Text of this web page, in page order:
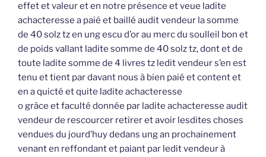
effet et valeur et en notre présence et veue ladite
achacteresse a paié et baillé audit vendeur la somme
de 40 solz tz en ung escu d’or au merc du soulleil bon et
de poids vallant ladite somme de 40 solz tz, dont et de
toute ladite somme de 4 livres tz ledit vendeur s’en est
tenu et tient par davant nous à bien paié et content et
en a quicté et quite ladite achacteresse
o grâce et faculté donnée par ladite achacteresse audit
vendeur de rescourcer retirer et avoir lesdites choses
vendues du jourd’huy dedans ung an prochainement
venant en reffondant et paiant par ledit vendeur à